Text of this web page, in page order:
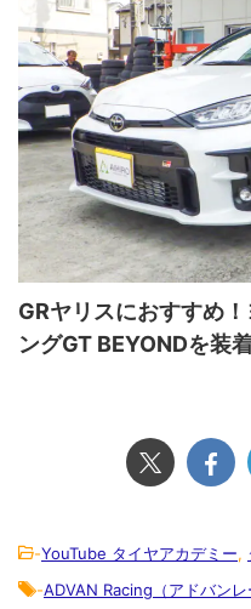
GRヤリスにおすすめ
ングGT BEYONDを装
-YouTube タイヤアカデミー,
-ADVAN Racing（アドバンレ